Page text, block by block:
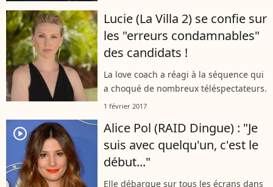
Lucie (La Villa 2) se confie sur
les "erreurs condamnables"
des candidats !
La love coach a réagi à la séquence qui
a choqué de nombreux téléspectateurs.
1 février 2017
player2
Alice Pol (RAID Dingue) : "Je
suis avec quelqu'un, c'est le
début..."
Elle débarque sur tous les écrans dans